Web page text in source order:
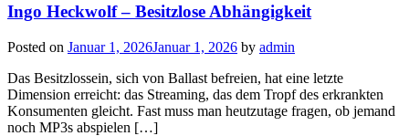
Ingo Heckwolf – Besitzlose Abhängigkeit
Posted on Januar 1, 2026Januar 1, 2026 by admin
Das Besitzlossein, sich von Ballast befreien, hat eine letzte
Dimension erreicht: das Streaming, das dem Tropf des erkrankten
Konsumenten gleicht. Fast muss man heutzutage fragen, ob jemand
noch MP3s abspielen […]